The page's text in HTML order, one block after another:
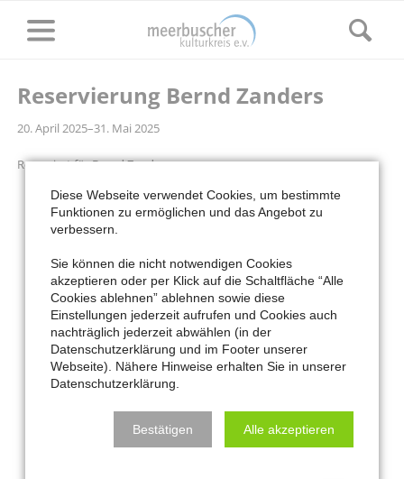
Reservierung Bernd Zanders
20. April 2025–31. Mai 2025
Reserviert für Bernd Zanders.
Facebook
Cookie
DER MKK VERANSTALTUNGEN
KUNST & KULTUR
SERVICE
Diese Webseite verwendet Cookies, um bestimmte
Funktionen zu ermöglichen und das Angebot zu
verbessern.
Sie können die nicht notwendigen Cookies
akzeptieren oder per Klick auf die Schaltfläche “Alle
Cookies ablehnen” ablehnen sowie diese
Einstellungen jederzeit aufrufen und Cookies auch
nachträglich jederzeit abwählen (in der
Datenschutzerklärung und im Footer unserer
Webseite). Nähere Hinweise erhalten Sie in unserer
Datenschutzerklärung.
Bestätigen Alle akzeptieren